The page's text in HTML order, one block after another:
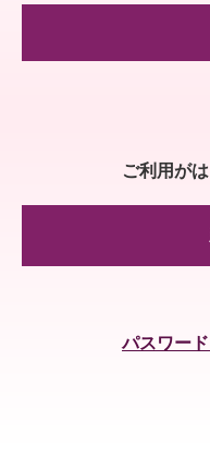
ご利用が
パスワー